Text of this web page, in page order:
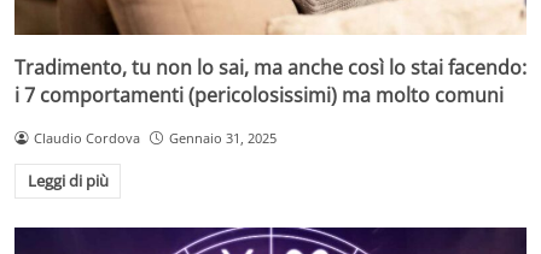
Tradimento, tu non lo sai, ma anche così lo stai facendo:
i 7 comportamenti (pericolosissimi) ma molto comuni
Claudio Cordova Gennaio 31, 2025
Leggi di più